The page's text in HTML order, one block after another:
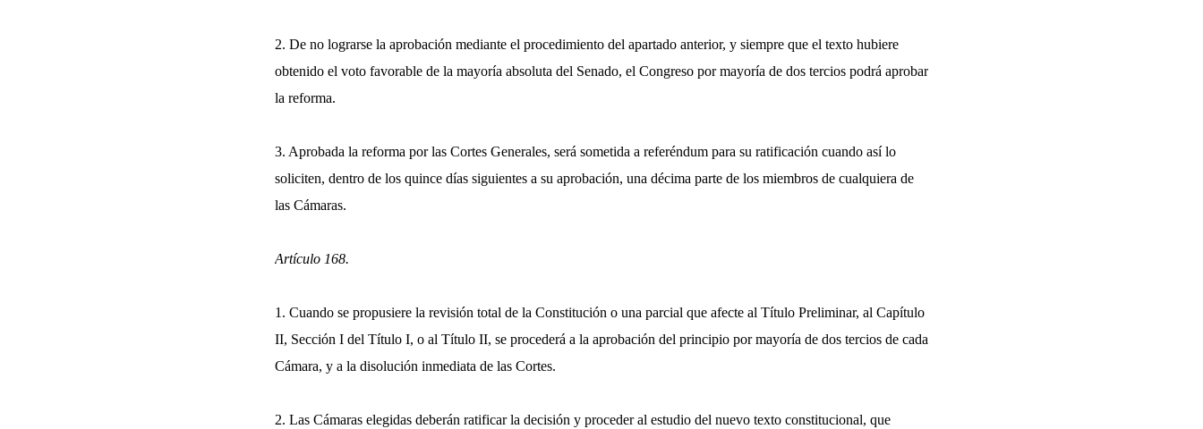
2. De no lograrse la aprobación mediante el procedimiento del apartado anterior, y siempre que el texto hubiere
obtenido el voto favorable de la mayoría absoluta del Senado, el Congreso por mayoría de dos tercios podrá aprobar
la reforma.
3. Aprobada la reforma por las Cortes Generales, será sometida a referéndum para su ratificación cuando así lo
soliciten, dentro de los quince días siguientes a su aprobación, una décima parte de los miembros de cualquiera de
las Cámaras.
Artículo 168.
1. Cuando se propusiere la revisión total de la Constitución o una parcial que afecte al Título Preliminar, al Capítulo
II, Sección I del Título I, o al Título II, se procederá a la aprobación del principio por mayoría de dos tercios de cada
Cámara, y a la disolución inmediata de las Cortes.
2. Las Cámaras elegidas deberán ratificar la decisión y proceder al estudio del nuevo texto constitucional, que